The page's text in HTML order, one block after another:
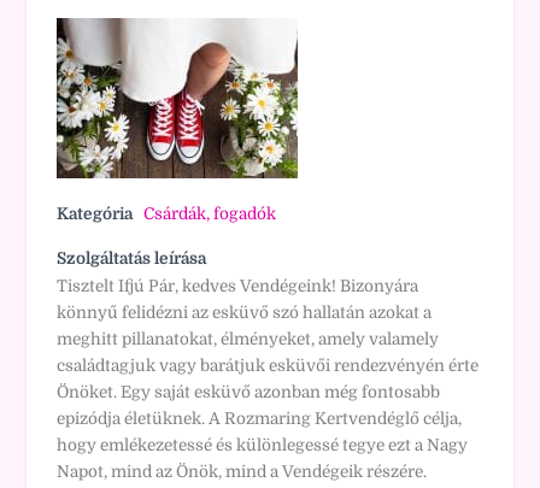
Kategória Csárdák, fogadók
Szolgáltatás leírása
Tisztelt Ifjú Pár, kedves Vendégeink! Bizonyára
könnyű felidézni az esküvő szó hallatán azokat a
meghitt pillanatokat, élményeket, amely valamely
családtagjuk vagy barátjuk esküvői rendezvényén érte
Önöket. Egy saját esküvő azonban még fontosabb
epizódja életüknek. A Rozmaring Kertvendéglő célja,
hogy emlékezetessé és különlegessé tegye ezt a Nagy
Napot, mind az Önök, mind a Vendégeik részére.